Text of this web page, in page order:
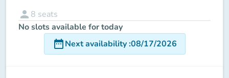
person 8 seats
No slots available for today
date_rangeNext availability:08/17/2026